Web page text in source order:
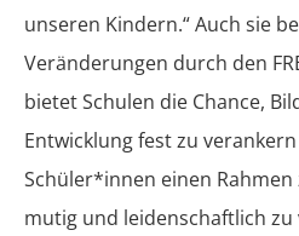
unseren Kindern.“ Auch sie
Veränderungen durch den
bietet Schulen die Chance,
Entwicklung fest zu
Schüler*innen einen Rahmen
mutig und leidenschaftlich